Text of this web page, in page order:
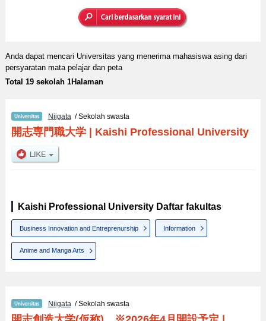
Anda dapat mencari Universitas yang menerima mahasiswa asing dari
persyaratan mata pelajar dan peta
Total 19 sekolah 1Halaman
Niigata / Sekolah swasta
開志専門職大学| Kaishi Professional University
Kaishi Professional University Daftar fakultas
Business Innovation and Entreprenurship Information
Anime and Manga Arts
Niigata / Sekolah swasta